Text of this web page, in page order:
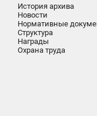
История архива
Новости
Нормативные
Структура
Награды
Охрана труда